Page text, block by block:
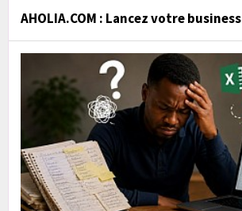
AHOLIA.COM : Lancez votre business